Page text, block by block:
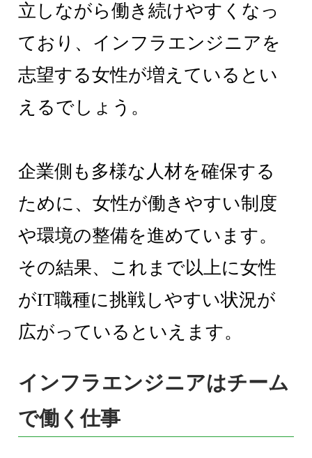
立しながら働き続けやすくなっ
ており、インフラエンジニアを
志望する女性が増えているとい
えるでしょう。
企業側も多様な人材を確保する
ために、女性が働きやすい制度
や環境の整備を進めています。
その結果、これまで以上に女性
がIT職種に挑戦しやすい状況が
広がっているといえます。
インフラエンジニアはチーム
で働く仕事